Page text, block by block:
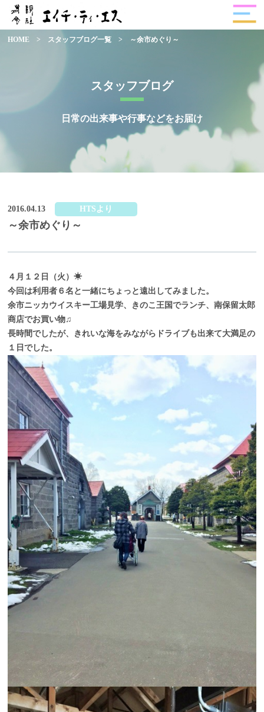
スタッフブログ
日常の出来事や行事などをお届け
HOME > スタッフブログ一覧 > ～余市めぐり～
2016.04.13 HTSより
～余市めぐり～
４月１２日（火）☀
今回は利用者６名と一緒にちょっと遠出してみました。
余市ニッカウイスキー工場見学、きのこ王国でランチ、南保留太郎
商店でお買い物♫
長時間でしたが、きれいな海をみながらドライブも出来て大満足の
１日でした。